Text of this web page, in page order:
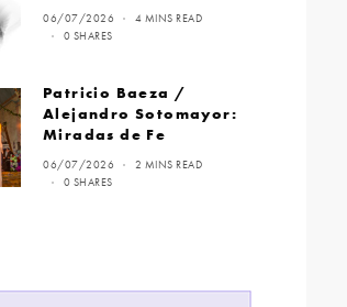
06/07/2026
4 MINS READ
0 SHARES
Patricio Baeza /
Alejandro Sotomayor:
Miradas de Fe
06/07/2026
2 MINS READ
0 SHARES